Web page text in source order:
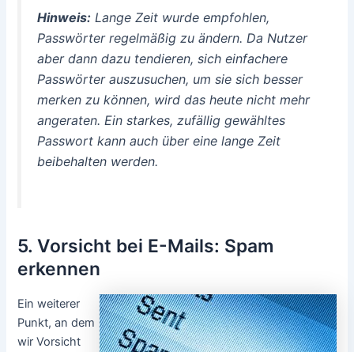
Hinweis: Lange Zeit wurde empfohlen,
Passwörter regelmäßig zu ändern. Da Nutzer
aber dann dazu tendieren, sich einfachere
Passwörter auszusuchen, um sie sich besser
merken zu können, wird das heute nicht mehr
angeraten. Ein starkes, zufällig gewähltes
Passwort kann auch über eine lange Zeit
beibehalten werden.
5. Vorsicht bei E-Mails: Spam
erkennen
Ein weiterer
Punkt, an dem
wir Vorsicht